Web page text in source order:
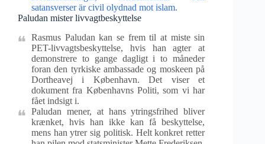
satansverser är civil olydnad mot islam.
Paludan mister livvagtbeskyttelse
Rasmus Paludan kan se frem til at miste sin
PET-livvagtsbeskyttelse, hvis han agter at
demonstrere to gange dagligt i to måneder
foran den tyrkiske ambassade og moskeen på
Dortheavej i København. Det viser et
dokument fra Københavns Politi, som vi har
fået indsigt i.
Paludan mener, at hans ytringsfrihed bliver
krænket, hvis han ikke kan få beskyttelse,
mens han ytrer sig politisk. Helt konkret retter